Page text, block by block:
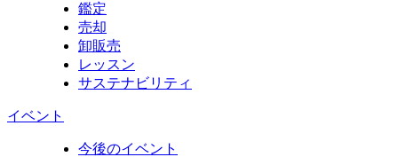
鑑定
売却
卸販売
レッスン
サステナビリティ
イベント
今後のイベント